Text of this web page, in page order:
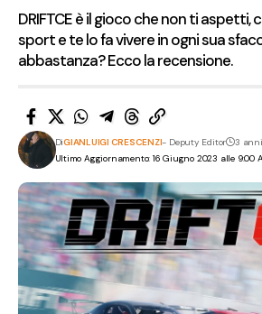
DRIFTCE è il gioco che non ti aspetti,
sport e te lo fa vivere in ogni sua
abbastanza? Ecco la recensione.
Ultimo Aggiornamento: 16 Giugno 2023 alle 9:00
DiGIANLUIGI CRESCENZI- Deputy Editor 3